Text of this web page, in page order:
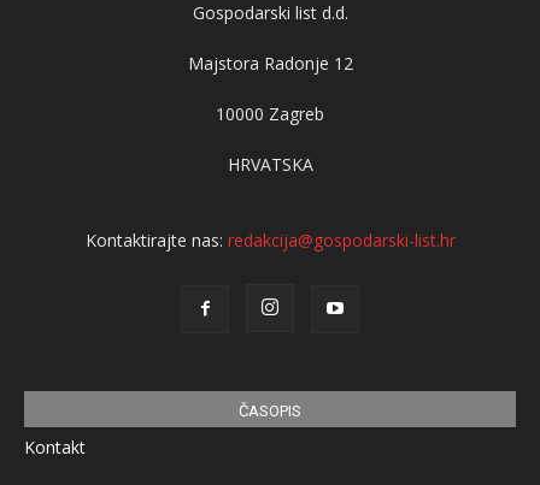
Gospodarski list d.d.
Majstora Radonje 12
10000 Zagreb
HRVATSKA
Kontaktirajte nas: redakcija@gospodarski-list.hr
ČASOPIS
Kontakt